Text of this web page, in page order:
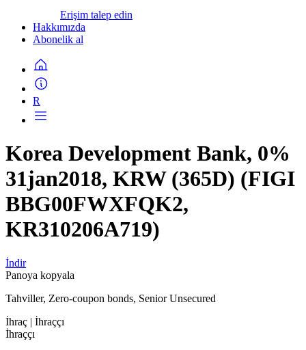
Erişim talep edin
Hakkımızda
Abonelik al
R
Korea Development Bank, 0%
31jan2018, KRW (365D) (FIGI
BBG00FWXFQK2,
KR310206A719)
İndir
Panoya kopyala
Tahviller, Zero-coupon bonds, Senior Unsecured
İhraç | İhraççı
İhraççı